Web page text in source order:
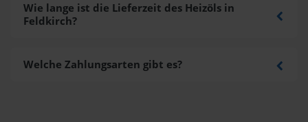
Wie lange ist die Lieferzeit des Heizöls in
Feldkirch?
Welche Zahlungsarten gibt es?